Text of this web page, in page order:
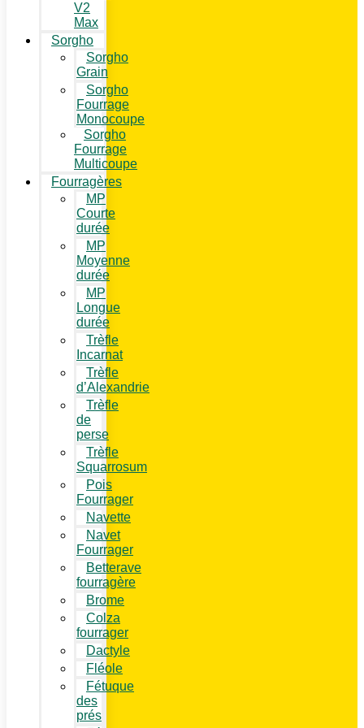
V2
Max
Sorgho
Sorgho
Grain
Sorgho
Fourrage
Monocoupe
Sorgho
Fourrage
Multicoupe
Fourragères
MP
Courte
durée
MP
Moyenne
durée
MP
Longue
durée
Trèfle
Incarnat
Trèfle
d’Alexandrie
Trèfle
de
perse
Trèfle
Squarrosum
Pois
Fourrager
Navette
Navet
Fourrager
Betterave
fourragère
Brome
Colza
fourrager
Dactyle
Fléole
Fétuque
des
prés